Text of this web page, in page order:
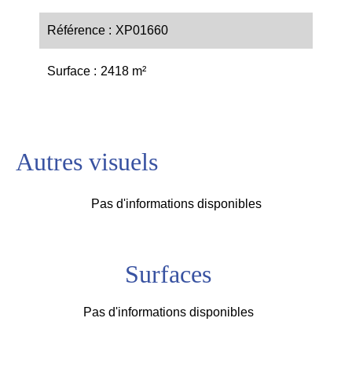
Référence XP01660
Surface 2418 m²
Autres visuels
Pas d'informations disponibles
Surfaces
Pas d'informations disponibles